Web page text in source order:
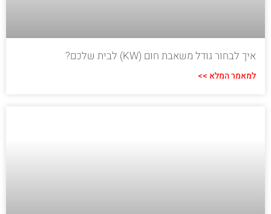
איך לבחור גודל משאבת חום (KW) לבית שלכם?
למאמר המלא >>